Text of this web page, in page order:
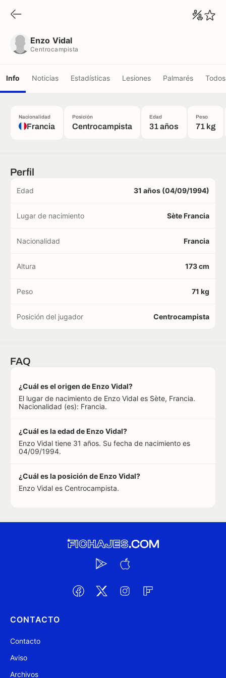
Enzo Vidal
Centrocampista
Info Noticias Estadísticas Lesiones Palmarés
Nacionalidad
Francia
Posición
Centrocampista
Edad
31 años
Peso
71 kg
Perfil
Edad 31 años (04/09/1994)
Lugar de nacimiento Sète Francia
Nacionalidad Francia
Altura 173 cm
Peso 71 kg
Posición del jugador Centrocampista
FAQ
¿Cuál es el origen de Enzo Vidal?
El lugar de nacimiento de Enzo Vidal es Sète, Francia.
Nacionalidad (es): Francia.
¿Cuál es la edad de Enzo Vidal?
Enzo Vidal tiene 31 años. Su fecha de nacimiento es
04/09/1994.
¿Cuál es la posición de Enzo Vidal?
Enzo Vidal es Centrocampista.
CONTACTO
Contacto
Aviso
Archivos